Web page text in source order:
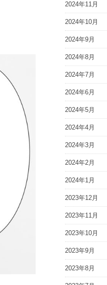
2024年11月
2024年10月
2024年9月
2024年8月
2024年7月
2024年6月
2024年5月
2024年4月
2024年3月
2024年2月
2024年1月
2023年12月
2023年11月
2023年10月
2023年9月
2023年8月